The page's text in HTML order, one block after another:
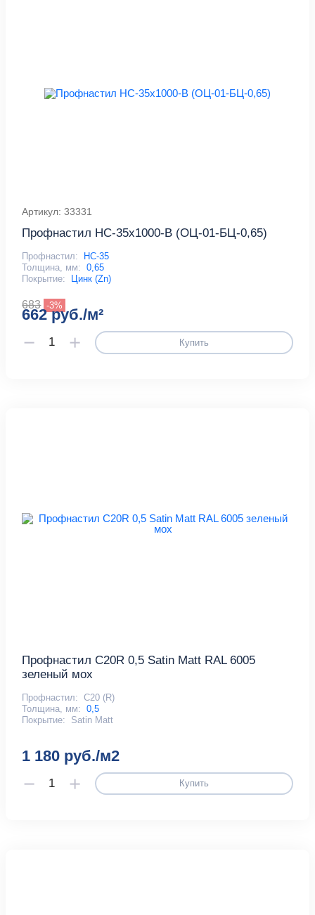
Артикул: 33331
Профнастил НС-35x1000-B (ОЦ-01-БЦ-0,65)
Профнастил:
НС-35
Толщина, мм: 0,65
Покрытие:
Цинк (Zn)
683 -3%
662 руб./м²
Купить
Профнастил С20R 0,5 Satin Matt RAL 6005
зеленый мох
Профнастил: С20 (R)
Толщина, мм: 0,5
Покрытие:
Satin Matt
1 180 руб./м2
Купить